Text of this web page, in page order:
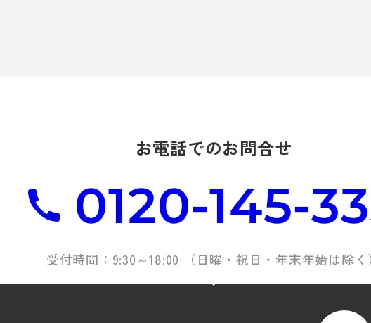
お電話でのお問合せ
0120-145-
受付時間：9:30～18:00 （日曜・祝日・年末年始は除